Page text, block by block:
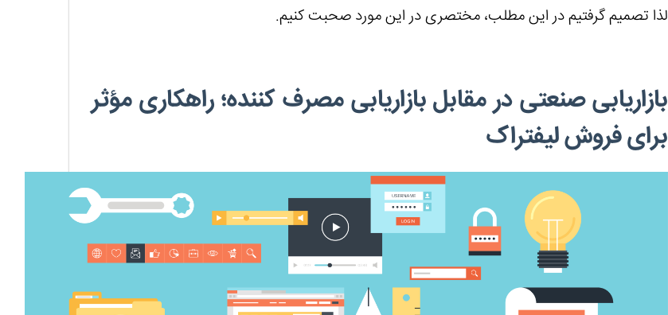
لذا تصمیم گرفتیم در این مطلب، مختصری در این مورد صحبت کنیم.
بازاریابی صنعتی در مقابل بازاریابی مصرف کننده؛ راهکاری مؤثر
برای فروش لیفتراک